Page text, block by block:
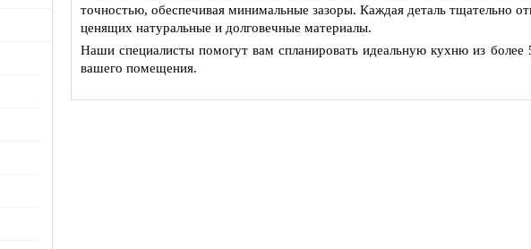
точностью, обеспечивая минимальные зазоры. Каждая деталь тщательно
ценящих натуральные и долговечные материалы.
Наши специалисты помогут вам спланировать идеальную кухню из
вашего помещения.